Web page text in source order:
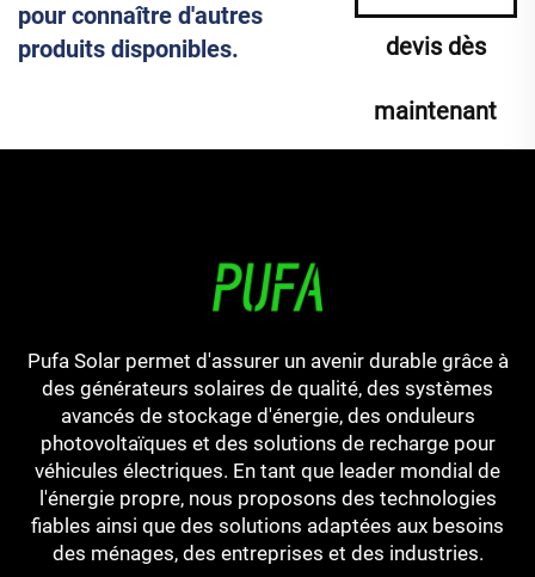
pour connaître d'autres
produits disponibles.
devis dès
maintenant
Pufa Solar permet d'assurer un avenir durable grâce à
des générateurs solaires de qualité, des systèmes
avancés de stockage d'énergie, des onduleurs
photovoltaïques et des solutions de recharge pour
véhicules électriques. En tant que leader mondial de
l'énergie propre, nous proposons des technologies
fiables ainsi que des solutions adaptées aux besoins
des ménages, des entreprises et des industries.